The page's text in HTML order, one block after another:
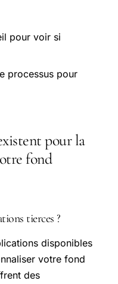
pour voir si
processus pour
pour la
fond
tierces ?
disponibles
votre fond
des